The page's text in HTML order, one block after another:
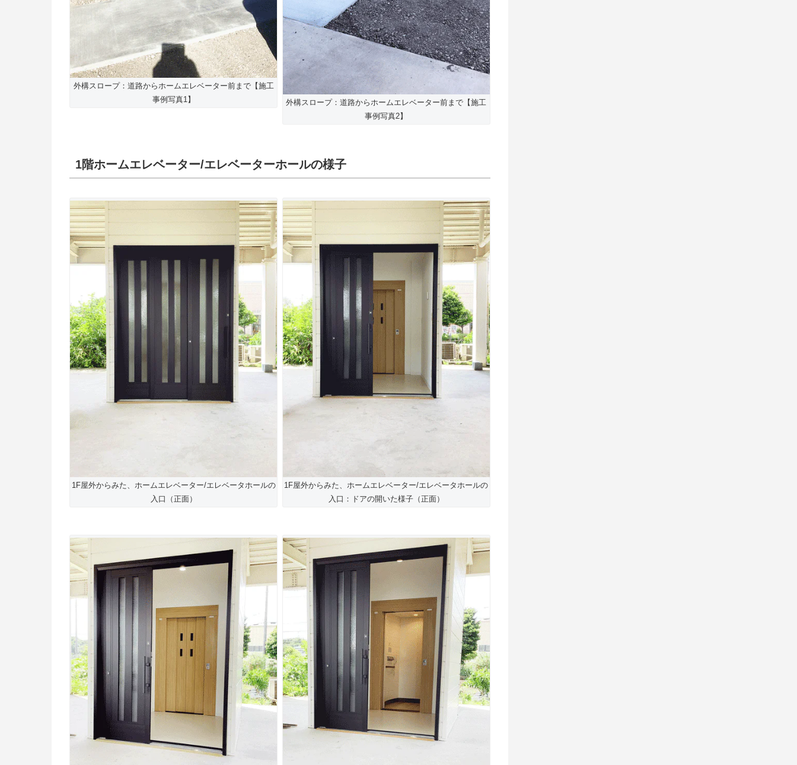
外構スロープ：道路からホームエレベーター前まで【施工
事例写真1】
外構スロープ：道路からホームエレベーター前まで【施工
事例写真2】
1階ホームエレベーター/エレベーターホールの様子
1F屋外からみた、ホームエレベーター/エレベータホールの
入口（正面）
1F屋外からみた、ホームエレベーター/エレベータホールの
入口：ドアの開いた様子（正面）